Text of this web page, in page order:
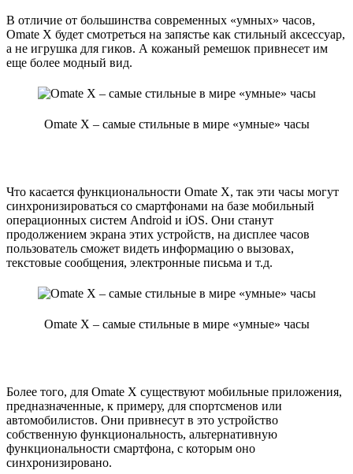
В отличие от большинства современных «умных» часов,
Omate X будет смотреться на запястье как стильный аксессуар,
а не игрушка для гиков. А кожаный ремешок привнесет им
еще более модный вид.
Omate X – самые стильные в мире «умные» часы
Что касается функциональности Omate X, так эти часы могут
синхронизироваться со смартфонами на базе мобильный
операционных систем Android и iOS. Они станут
продолжением экрана этих устройств, на дисплее часов
пользователь сможет видеть информацию о вызовах,
текстовые сообщения, электронные письма и т.д.
Omate X – самые стильные в мире «умные» часы
Более того, для Omate X существуют мобильные приложения,
предназначенные, к примеру, для спортсменов или
автомобилистов. Они привнесут в это устройство
собственную функциональность, альтернативную
функциональности смартфона, с которым оно
синхронизировано.